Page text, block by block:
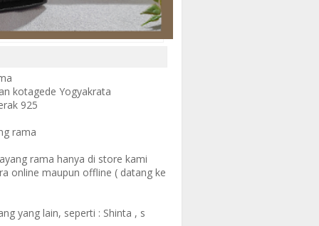
kotagede Yogyakrata
925
rama
rama hanya di store kami
online maupun offline ( datang ke
yang lain, seperti : Shinta , s